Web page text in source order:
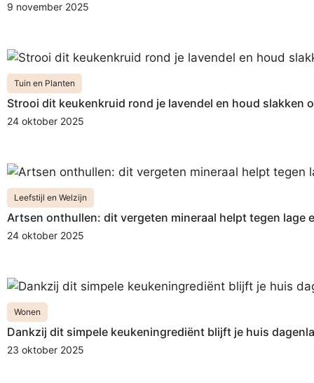
9 november 2025
Tuin en Planten
Strooi dit keukenkruid rond je lavendel en houd slakken
24 oktober 2025
Leefstijl en Welzijn
Artsen onthullen: dit vergeten mineraal helpt tegen lage
24 oktober 2025
Wonen
Dankzij dit simpele keukeningrediënt blijft je huis
23 oktober 2025